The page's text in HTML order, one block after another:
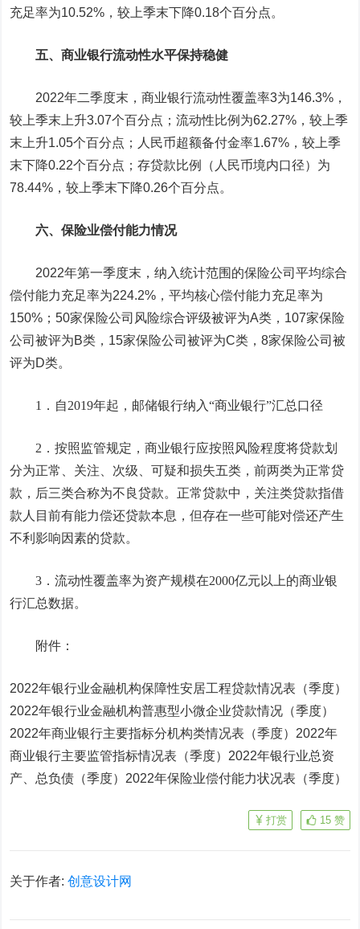
充足率为10.52%，较上季末下降0.18个百分点。
五、商业银行流动性水平保持稳健
2022年二季度末，商业银行流动性覆盖率3为146.3%，
较上季末上升3.07个百分点；流动性比例为62.27%，较上季
末上升1.05个百分点；人民币超额备付金率1.67%，较上季
末下降0.22个百分点；存贷款比例（人民币境内口径）为
78.44%，较上季末下降0.26个百分点。
六、保险业偿付能力情况
2022年第一季度末，纳入统计范围的保险公司平均综合
偿付能力充足率为224.2%，平均核心偿付能力充足率为
150%；50家保险公司风险综合评级被评为A类，107家保险
公司被评为B类，15家保险公司被评为C类，8家保险公司被
评为D类。
1．自2019年起， 邮储银行纳入“商业银行”汇总口径
2．按照监管规定，商业银行应按照风险程度将贷款划
分为正常、关注、次级、可疑和损失五类，前两类为正常贷
款，后三类合称为不良贷款。正常贷款中，关注类贷款指借
款人目前有能力偿还贷款本息，但存在一些可能对偿还产生
不利影响因素的贷款。
3．流动性覆盖率为资产规模在2000亿元以上的商业银
行汇总数据。
附件：
2022年银行业金融机构保障性安居工程贷款情况表（季度）
2022年银行业金融机构普惠型小微企业贷款情况（季度）
2022年商业银行主要指标分机构类情况表（季度） 2022年
商业银行主要监管指标情况表（季度） 2022年银行业总资
产、总负债（季度） 2022年保险业偿付能力状况表（季度）
15 赞
打赏
关于作者:创意设计网